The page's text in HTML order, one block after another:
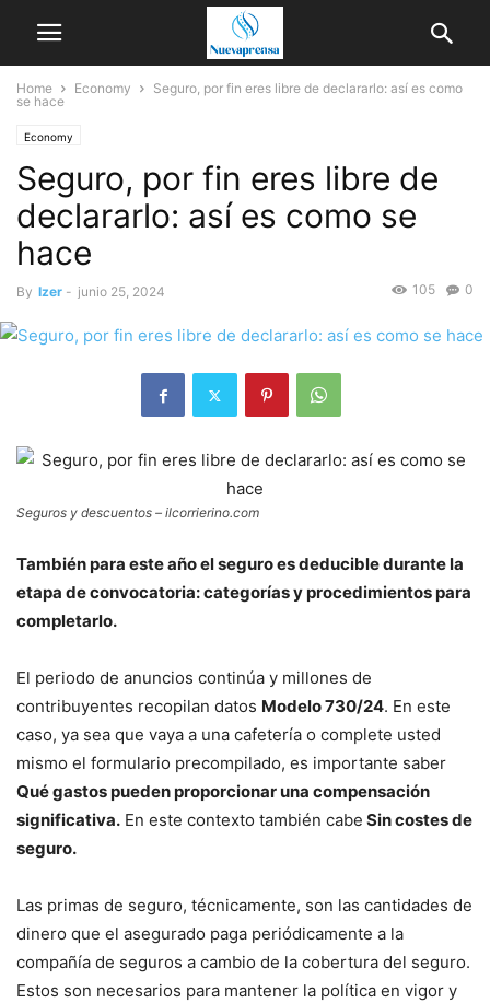
Home Economy
Seguro, por fin eres libre de declararlo: así es como
se hace
Economy
Seguro, por fin eres libre de
declararlo: así es como se
hace
By Izer - junio 25, 2024 0
105
Seguros y descuentos – ilcorrierino.com
También para este año el seguro es deducible durante la
etapa de convocatoria: categorías y procedimientos para
completarlo.
El periodo de anuncios continúa y millones de
contribuyentes recopilan datos Modelo 730/24. En este
caso, ya sea que vaya a una cafetería o complete usted
mismo el formulario precompilado, es importante saber
Qué gastos pueden proporcionar una compensación
significativa. En este contexto también cabe Sin costes de
seguro.
Las primas de seguro, técnicamente, son las cantidades de
dinero que el asegurado paga periódicamente a la
compañía de seguros a cambio de la cobertura del seguro.
Estos son necesarios para mantener la política en vigor y